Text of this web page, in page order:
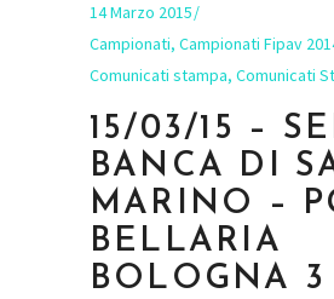
14 Marzo 2015
Campionati, Campionati Fipav
Comunicati stampa, Comunicati
15/03/15 –
BANCA DI
MARINO –
BELLARIA
BOLOGNA 3